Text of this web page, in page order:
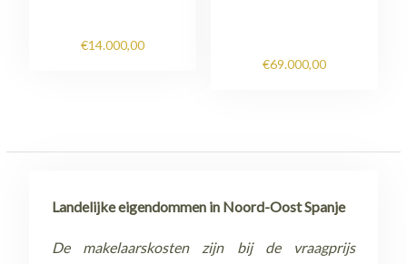
€14.000,00
€69.000,00
Landelijke eigendommen in Noord-Oost Spanje
De makelaarskosten zijn bij de vraagprijs